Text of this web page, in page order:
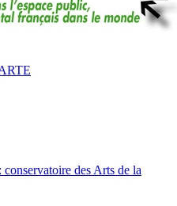
conservatoire des Arts de la